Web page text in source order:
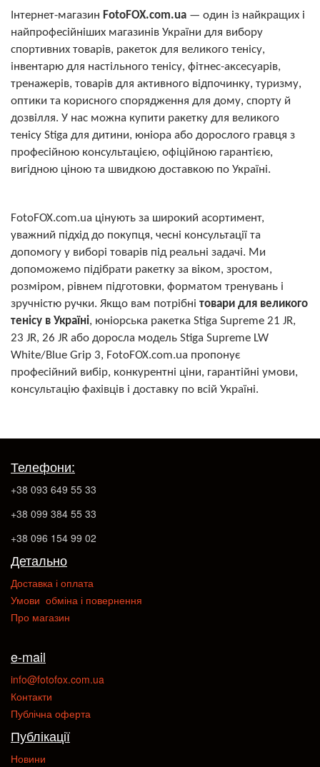
Інтернет-магазин FotoFOX.com.ua — один із найкращих і
найпрофесійніших магазинів України для вибору
спортивних товарів, ракеток для великого тенісу,
інвентарю для настільного тенісу, фітнес-аксесуарів,
тренажерів, товарів для активного відпочинку, туризму,
оптики та корисного спорядження для дому, спорту й
дозвілля. У нас можна купити ракетку для великого
тенісу Stiga для дитини, юніора або дорослого гравця з
професійною консультацією, офіційною гарантією,
вигідною ціною та швидкою доставкою по Україні.
FotoFOX.com.ua цінують за широкий асортимент,
уважний підхід до покупця, чесні консультації та
допомогу у виборі товарів під реальні задачі. Ми
допоможемо підібрати ракетку за віком, зростом,
розміром, рівнем підготовки, форматом тренувань і
зручністю ручки. Якщо вам потрібні товари для великого
тенісу в Україні, юніорська ракетка Stiga Supreme 21 JR,
23 JR, 26 JR або доросла модель Stiga Supreme LW
White/Blue Grip 3, FotoFOX.com.ua пропонує
професійний вибір, конкурентні ціни, гарантійні умови,
консультацію фахівців і доставку по всій Україні.
Телефони:
+38 093 649 55 33
+38 099 384 55 33
+38 096 154 99 02
Детально
Доставка і оплата
Умови обміна і повернення
Про магазин
e-mail
info@fotofox.com.ua
Контакти
Публічна оферта
Публікації
Новини